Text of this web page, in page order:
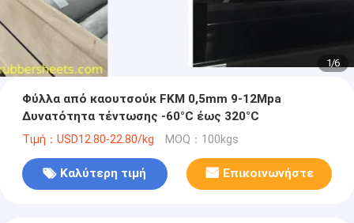
1/6
Φύλλα από καουτσούκ FKM 0,5mm 9-12Mpa
Δυνατότητα τέντωσης -60°C έως 320°C
Τιμή：USD12.80-22.80/kg MOQ：100kgs
Καλύτερη τιμή Επικοινωνήστε